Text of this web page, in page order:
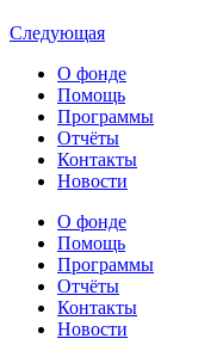
Следующая
О фонде
Помощь
Программы
Отчёты
Контакты
Новости
О фонде
Помощь
Программы
Отчёты
Контакты
Новости